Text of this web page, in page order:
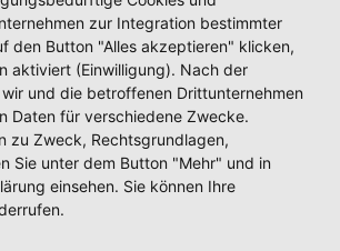
nur für eine Sitzung angemeldet. Dies verhindert den
bleiben“ beim Anmelden auswählen. Dies ist
diese Option nicht zur Verfügung steht, dann
im Forum angemeldet bleibst. Außerdem
aktiviert wurden. Wenn du Probleme bei der An-
zur Integration bestimmter
den Button "Alles akzeptieren" klicken,
aktiviert (Einwilligung). Nach der
und die betroffenen Drittunternehmen
Daten für verschiedene Zwecke.
zu Zweck, Rechtsgrundlagen,
Sie unter dem Button "Mehr" und in
einsehen. Sie können Ihre